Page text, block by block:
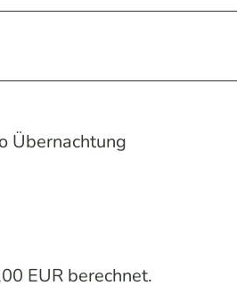
Übernachtung
EUR berechnet.